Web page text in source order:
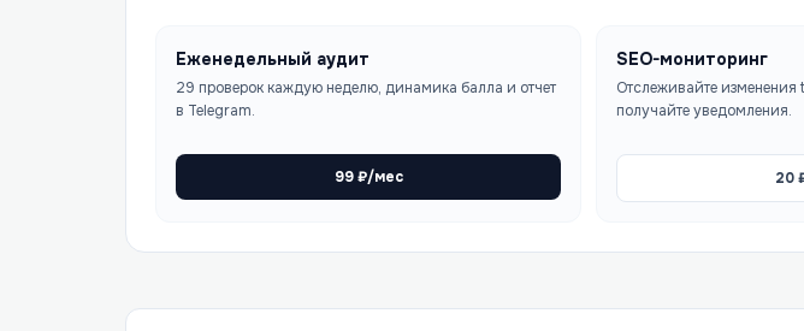
Еженедельный аудит
29 проверок каждую неделю, динамика балла и отчет
в Telegram.
99₽/мес
SEO-мониторинг
Отслеживайте
получайте уведомления.
20